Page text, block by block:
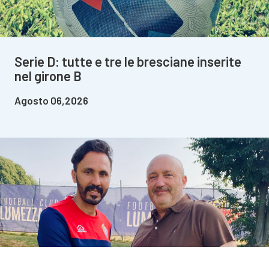
Serie D: tutte e tre le bresciane inserite
nel girone B
Agosto 06,2026